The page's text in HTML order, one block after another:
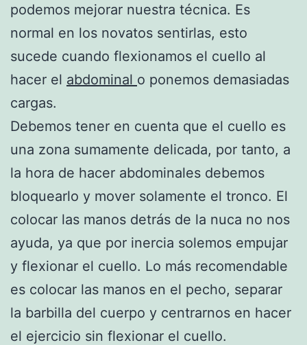
podemos mejorar nuestra técnica. Es
normal en los novatos sentirlas, esto
sucede cuando flexionamos el cuello al
hacer el abdominal o ponemos demasiadas
cargas.
Debemos tener en cuenta que el cuello es
una zona sumamente delicada, por tanto, a
la hora de hacer abdominales debemos
bloquearlo y mover solamente el tronco. El
colocar las manos detrás de la nuca no nos
ayuda, ya que por inercia solemos empujar
y flexionar el cuello. Lo más recomendable
es colocar las manos en el pecho, separar
la barbilla del cuerpo y centrarnos en hacer
el ejercicio sin flexionar el cuello.